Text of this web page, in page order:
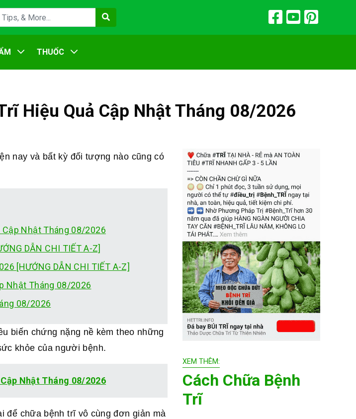
THUỐC
Hiệu Quả Cập Nhật Tháng 08/2026
nay và bất kỳ đối tượng nào cũng có
Cập Nhật Tháng 08/2026
DẪN CHI TIẾT A-Z]
[HƯỚNG DẪN CHI TIẾT A-Z]
Nhật Tháng 08/2026
08/2026
biến chứng nặng nề kèm theo những
khỏe của người bệnh.
Nhật Tháng 08/2026
để chữa bệnh trĩ vô cùng đơn giản mà
XEM THÊM:
Cách Chữa Bệnh
Trĩ